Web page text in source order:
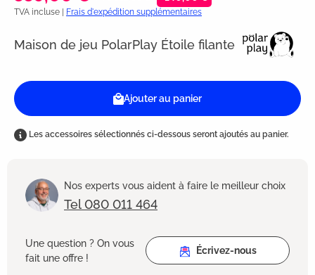
TVA incluse | Frais d'expédition supplémentaires
Maison de jeu PolarPlay Étoile filante
Ajouter au panier
Les accessoires sélectionnés ci-dessous seront ajoutés au panier.
Nos experts vous aident à faire le meilleur choix
Tel 080 011 464
Une question ? On vous
fait une offre !
Écrivez-nous